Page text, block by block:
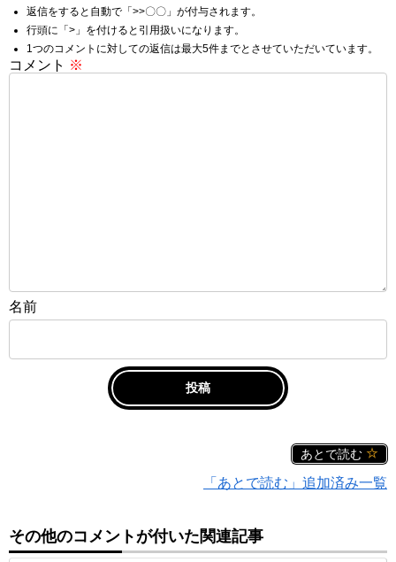
返信をすると自動で「>>〇〇」が付与されます。
行頭に「>」を付けると引用扱いになります。
1つのコメントに対しての返信は最大5件までとさせていただいています。
コメント ※
名前
あとで読む
「あとで読む」追加済み一覧
その他のコメントが付いた関連記事